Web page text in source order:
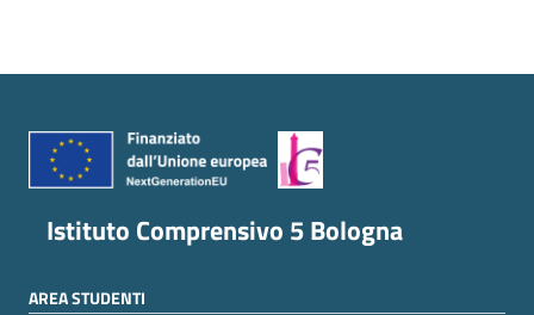
Istituto Comprensivo 5 Bologna
AREA STUDENTI